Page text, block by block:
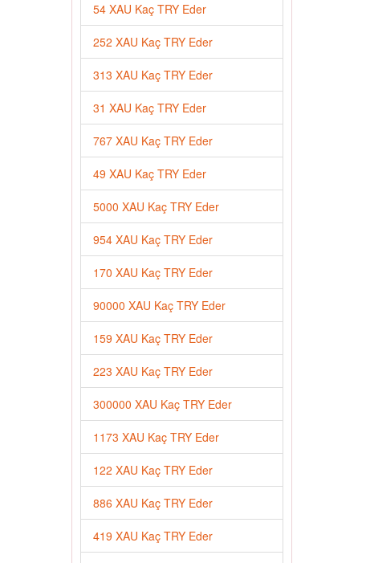
54 XAU Kaç TRY Eder
252 XAU Kaç TRY Eder
313 XAU Kaç TRY Eder
31 XAU Kaç TRY Eder
767 XAU Kaç TRY Eder
49 XAU Kaç TRY Eder
5000 XAU Kaç TRY Eder
954 XAU Kaç TRY Eder
170 XAU Kaç TRY Eder
90000 XAU Kaç TRY Eder
159 XAU Kaç TRY Eder
223 XAU Kaç TRY Eder
300000 XAU Kaç TRY Eder
1173 XAU Kaç TRY Eder
122 XAU Kaç TRY Eder
886 XAU Kaç TRY Eder
419 XAU Kaç TRY Eder